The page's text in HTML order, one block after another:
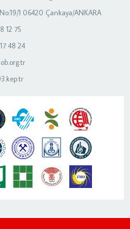
1 06420 Çankaya/ANKARA
12 75
48 24